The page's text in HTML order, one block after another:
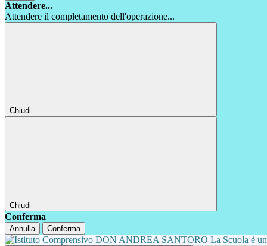
Attendere...
Attendere il completamento dell'operazione...
Chiudi
Chiudi
Conferma
Annulla Conferma
La Scuola è un